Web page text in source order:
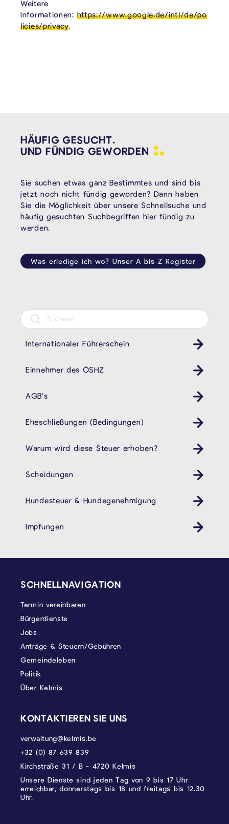
Weitere
Informationen: https://www.google.de/intl/de/po
licies/privacy.
HÄUFIG GESUCHT.
UND FÜNDIG GEWORDEN
Sie suchen etwas ganz Bestimmtes und sind bis
jetzt noch nicht fündig geworden? Dann haben
Sie die Möglichkeit über unsere Schnellsuche und
häufig gesuchten Suchbegriffen hier fündig zu
werden.
Was erledige ich wo? Unser A bis Z Register
Internationaler Führerschein
Einnehmer des ÖSHZ
AGB’s
Eheschließungen (Bedingungen)
Warum wird diese Steuer erhoben?
Scheidungen
Hundesteuer & Hundegenehmigung
Impfungen
Gesundheit
SCHNELLNAVIGATION
Termin vereinbaren
Bürgerdienste
Jobs
Anträge & Steuern/Gebühren
Gemeindeleben
Politik
Über Kelmis
KONTAKTIEREN SIE UNS
verwaltung@kelmis.be
+32 (0) 87 639 839
Kirchstraße 31 / B - 4720 Kelmis
Unsere Dienste sind jeden Tag von 9 bis 17 Uhr
erreichbar, donnerstags bis 18 und freitags bis 12.30
Uhr.